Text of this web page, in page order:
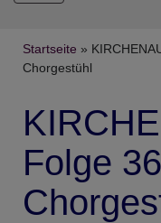
Startseite
Chorgestühl
Folge